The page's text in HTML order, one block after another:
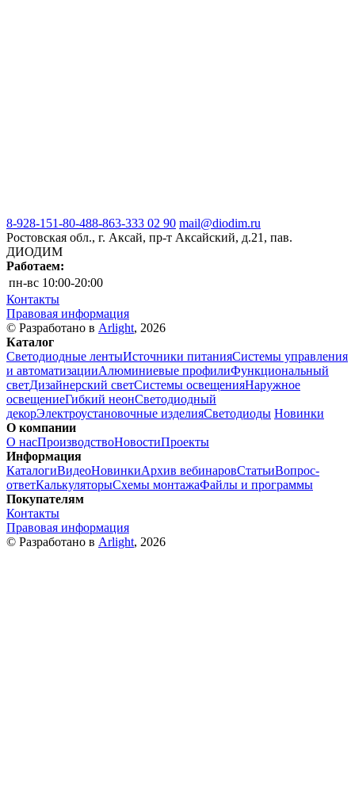
8-928-151-80-488-863-333 02 90 mail@diodim.ru
Ростовская обл., г. Аксай, пр-т Аксайский, д.21, пав.
ДИОДИМ
Работаем:
пн-вс 10:00-20:00
Контакты
Правовая информация
© Разработано в Arlight, 2026
Каталог
Светодиодные лентыИсточники питанияСистемы управления
и автоматизацииАлюминиевые профилиФункциональный
светДизайнерский светСистемы освещенияНаружное
освещениеГибкий неонСветодиодный
декорЭлектроустановочные изделияСветодиоды Новинки
О компании
О насПроизводствоНовостиПроекты
Информация
КаталогиВидеоНовинкиАрхив вебинаровСтатьиВопрос-
ответКалькуляторыСхемы монтажаФайлы и программы
Покупателям
Контакты
Правовая информация
© Разработано в Arlight, 2026